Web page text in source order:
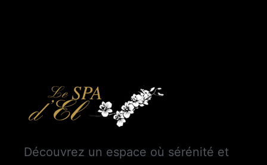
Découvrez un espace où sérénité et